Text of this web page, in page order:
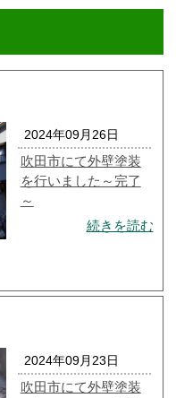
2024年09月26日
吹田市にて外壁塗装
を行いました～完了
～
続きを読む
2024年09月23日
吹田市にて外壁塗装